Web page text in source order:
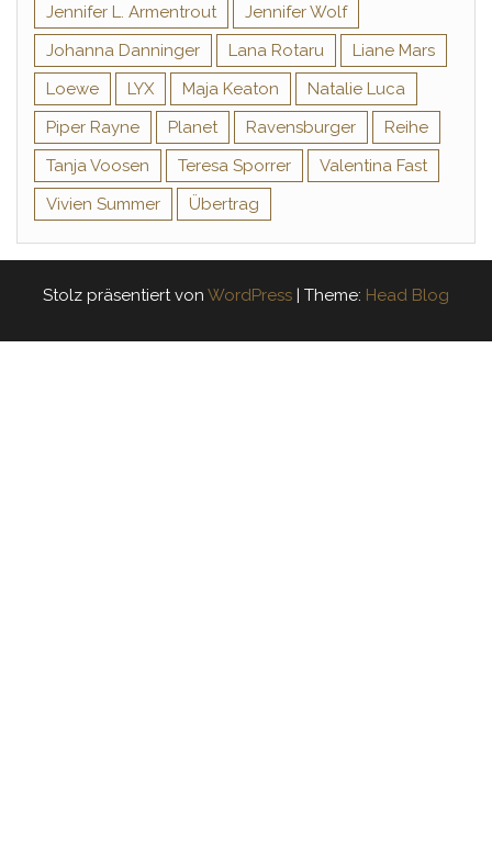
Jennifer L. Armentrout
Jennifer Wolf
Johanna Danninger
Lana Rotaru
Liane Mars
Loewe
LYX Maja Keaton
Natalie Luca
Piper Rayne
Planet Ravensburger
Reihe
Tanja Voosen
Teresa Sporrer
Valentina Fast
Vivien Summer
Übertrag
Stolz präsentiert von WordPress | Theme: Head Blog